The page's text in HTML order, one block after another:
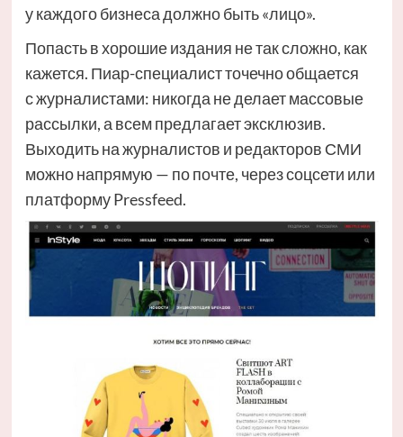
у каждого бизнеса должно быть «лицо».
Попасть в хорошие издания не так сложно, как
кажется. Пиар-специалист точечно общается
с журналистами: никогда не делает массовые
рассылки, а всем предлагает эксклюзив.
Выходить на журналистов и редакторов СМИ
можно напрямую — по почте, через соцсети или
платформу Pressfeed.